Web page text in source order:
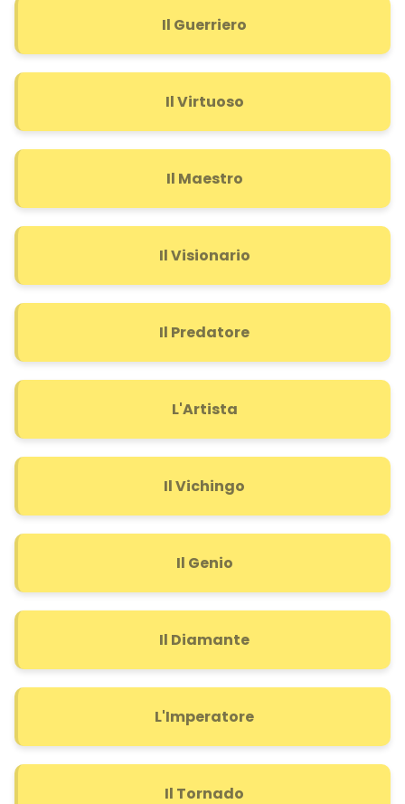
Il Guerriero
Il Virtuoso
Il Maestro
Il Visionario
Il Predatore
L'Artista
Il Vichingo
Il Genio
Il Diamante
L'Imperatore
Il Tornado